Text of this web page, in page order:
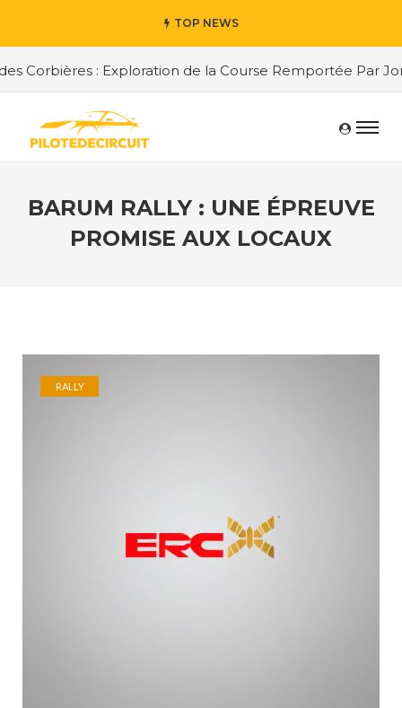
TOP NEWS
: Exploration de la Course Remportée Par
BARUM RALLY : UNE ÉPREUVE
PROMISE AUX LOCAUX
RALLY